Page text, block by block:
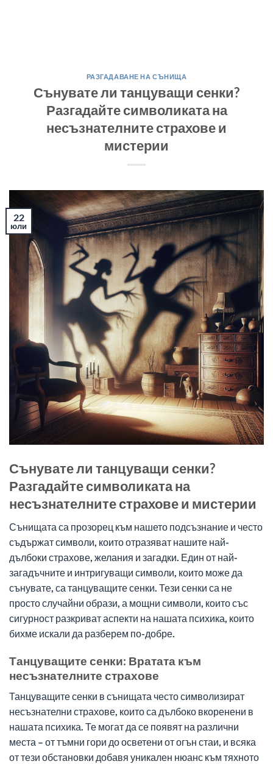
РАЗГАДАВАНЕ НА СЪНИЩА
Сънувате ли танцуващи сенки?
Разгадайте символиката на
несъзнателните страхове и
мистерии
22
юли
Сънувате ли танцуващи сенки?
Разгадайте символиката на
несъзнателните страхове и мистерии
Сънищата са прозорец към нашето подсъзнание и често
съдържат символи, които отразяват нашите най-
дълбоки страхове, желания и загадки. Един от най-
загадъчните и интригуващи символи, които може да
сънувате, са танцуващите сенки. Тези сенки са не
просто случайни образи, а мощни символи, които със
сигурност разкриват аспекти на нашата психика, които
бихме искали да разберем по-добре.
Танцуващите сенки: Вратата към
несъзнателните страхове
Танцуващите сенки в сънищата често символизират
несъзнателни страхове, които са дълбоко вкоренени в
нашата психика. Те могат да се появят на различни
места – от тъмни гори до осветени от огън стаи, и всяка
от тези обстановки добавя уникален нюанс към тяхното